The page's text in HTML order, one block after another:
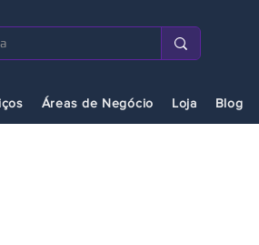
Áreas de Negócio Loja Blog